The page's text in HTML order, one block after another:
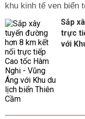
khu kinh tế ven biển
Sắp
trực
với